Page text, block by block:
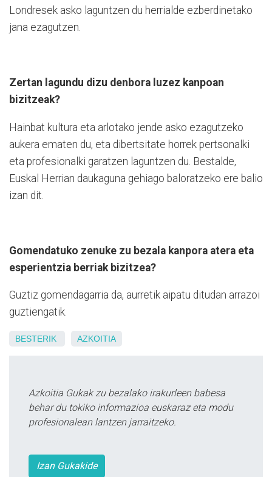
Londresek asko laguntzen du herrialde ezberdinetako
jana ezagutzen.
Zertan lagundu dizu denbora luzez kanpoan
bizitzeak?
Hainbat kultura eta arlotako jende asko ezagutzeko
aukera ematen du, eta dibertsitate horrek pertsonalki
eta profesionalki garatzen laguntzen du. Bestalde,
Euskal Herrian daukaguna gehiago baloratzeko ere balio
izan dit.
Gomendatuko zenuke zu bezala kanpora atera eta
esperientzia berriak bizitzea?
Guztiz gomendagarria da, aurretik aipatu ditudan arrazoi
guztiengatik.
BESTERIK AZKOITIA
Azkoitia Gukak zu bezalako irakurleen babesa
behar du tokiko informazioa euskaraz eta modu
profesionalean lantzen jarraitzeko.
Izan Gukakide